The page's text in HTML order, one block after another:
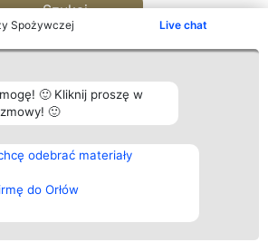
Spożywczej Live chat
🙂 Kliknij proszę w
🙂
odebrać materiały
do Orłów
Szukaj
Plebiscyt
Laureaci
wszystkich
Laureatów
Regulamin
Kontakt
Kontakt